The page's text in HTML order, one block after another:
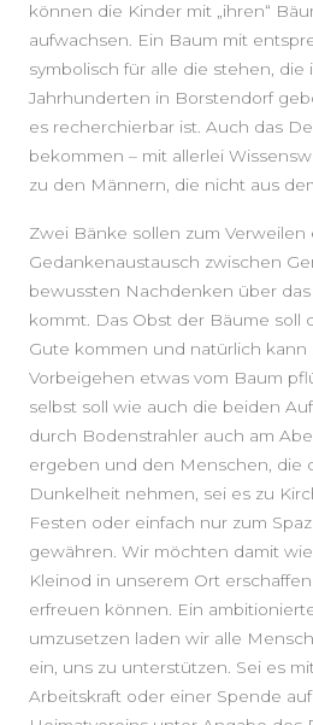
können die Kinder mit „ihren“
aufwachsen. Ein Baum mit
symbolisch für alle die stehen, die
Jahrhunderten in Borstendorf
es recherchierbar ist. Auch das
bekommen – mit allerlei
zu den Männern, die nicht aus
Zwei Bänke sollen zum Verweilen
Gedankenaustausch zwischen
bewussten Nachdenken über
kommt. Das Obst der Bäume soll
Gute kommen und natürlich kann
Vorbeigehen etwas vom Baum
selbst soll wie auch die beiden
durch Bodenstrahler auch am
ergeben und den Menschen, die
Dunkelheit nehmen, sei es zu
Festen oder einfach nur zum
gewähren. Wir möchten damit
Kleinod in unserem Ort
erfreuen können. Ein
umzusetzen laden wir alle
ein, uns zu unterstützen. Sei es
Arbeitskraft oder einer Spende